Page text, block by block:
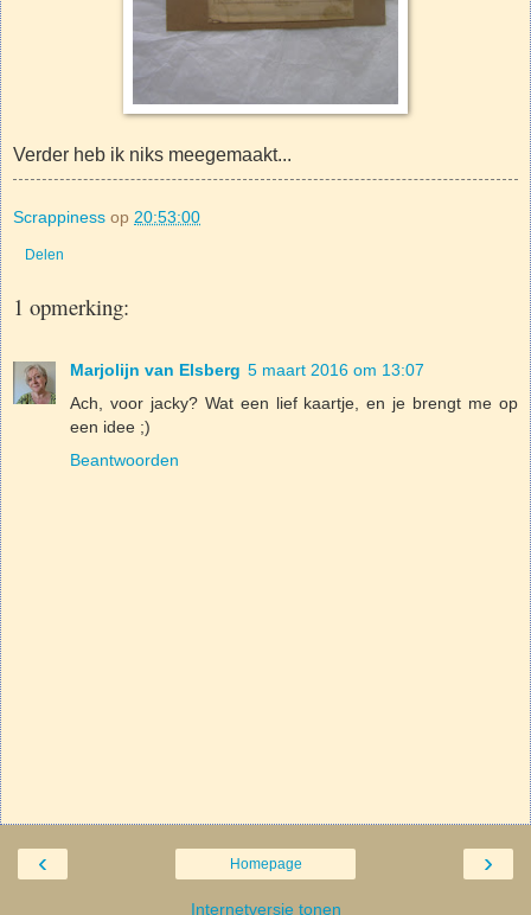
Verder heb ik niks meegemaakt...
Scrappiness op 20:53:00
Delen
1 opmerking:
Marjolijn van Elsberg 5 maart 2016 om 13:07
Ach, voor jacky? Wat een lief kaartje, en je brengt me op
een idee ;)
Beantwoorden
‹ ›
Homepage
Internetversie tonen